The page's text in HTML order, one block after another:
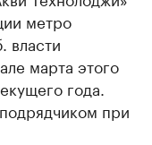
метро
власти
марта этого
года.
при